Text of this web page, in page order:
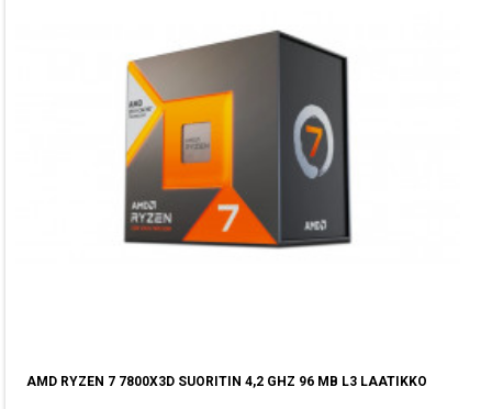
AMD RYZEN 7 7800X3D SUORITIN 4,2 GHZ 96 MB L3 LAATIKKO